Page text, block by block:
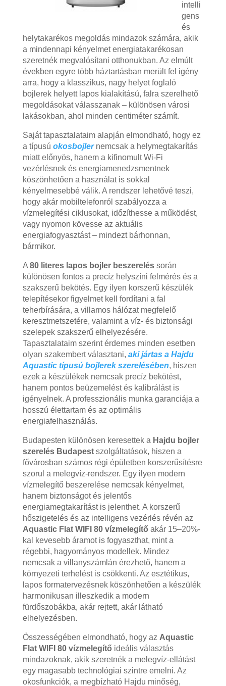
intelli
gens
és
helytakarékos megoldás mindazok számára, akik
a mindennapi kényelmet energiatakarékosan
szeretnék megvalósítani otthonukban. Az elmúlt
években egyre több háztartásban merült fel igény
arra, hogy a klasszikus, nagy helyet foglaló
bojlerek helyett lapos kialakítású, falra szerelhető
megoldásokat válasszanak – különösen városi
lakásokban, ahol minden centiméter számít.
Saját tapasztalataim alapján elmondható, hogy ez
a típusú okosbojlernemcsak a helymegtakarítás
miatt előnyös, hanem a kifinomult Wi-Fi
vezérlésnek és energiamenedzsmentnek
köszönhetően a használat is sokkal
kényelmesebbé válik. A rendszer lehetővé teszi,
hogy akár mobiltelefonról szabályozza a
vízmelegítési ciklusokat, időzíthesse a működést,
vagy nyomon kövesse az aktuális
energiafogyasztást – mindezt bárhonnan,
bármikor.
A 80 literes lapos bojler beszereléssorán
különösen fontos a precíz helyszíni felmérés és a
szakszerű bekötés. Egy ilyen korszerű készülék
telepítésekor figyelmet kell fordítani a fal
teherbírására, a villamos hálózat megfelelő
keresztmetszetére, valamint a víz- és biztonsági
szelepek szakszerű elhelyezésére.
Tapasztalataim szerint érdemes minden esetben
olyan szakembert választani, aki jártas a Hajdu
Aquastic típusú bojlerek szerelésében, hiszen
ezek a készülékek nemcsak precíz bekötést,
hanem pontos beüzemelést és kalibrálást is
igényelnek. A professzionális munka garanciája a
hosszú élettartam és az optimális
energiafelhasználás.
Budapesten különösen keresettek a Hajdu bojler
szerelés Budapestszolgáltatások, hiszen a
fővárosban számos régi épületben korszerűsítésre
szorul a melegvíz-rendszer. Egy ilyen modern
vízmelegítő beszerelése nemcsak kényelmet,
hanem biztonságot és jelentős
energiamegtakarítást is jelenthet. A korszerű
hőszigetelés és az intelligens vezérlés révén az
Aquastic Flat WIFI 80 vízmelegítő akár 15–20%-
kal kevesebb áramot is fogyaszthat, mint a
régebbi, hagyományos modellek. Mindez
nemcsak a villanyszámlán érezhető, hanem a
környezeti terhelést is csökkenti. Az esztétikus,
lapos formatervezésnek köszönhetően a készülék
harmonikusan illeszkedik a modern
fürdőszobákba, akár rejtett, akár látható
elhelyezésben.
Összességében elmondható, hogy az Aquastic
Flat WIFI 80 vízmelegítő ideális választás
mindazoknak, akik szeretnék a melegvíz-ellátást
egy magasabb technológiai szintre emelni. Az
okosfunkciók, a megbízható Hajdu minőség,